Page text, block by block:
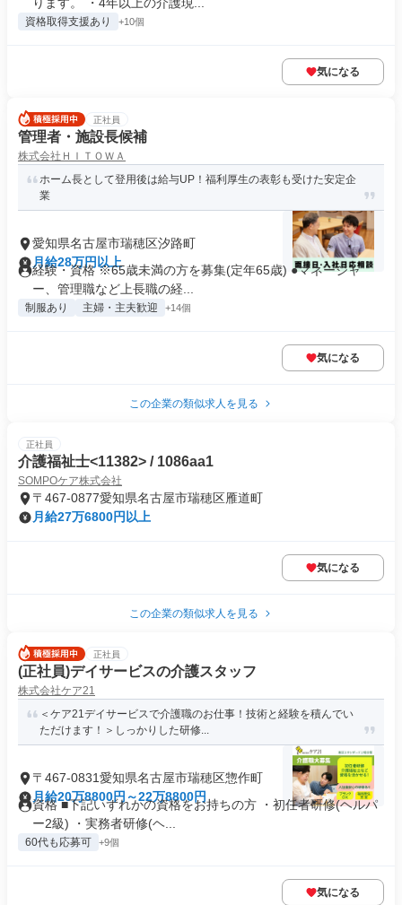
資格取得支援あり +10個
気になる
正社員
管理者・施設長候補
株式会社ＨＩＴＯＷＡ
ホーム長として登用後は給与UP！福利厚生の表彰も受けた安定企
業
愛知県名古屋市瑞穂区汐路町
月給28万円以上
経験・資格 ※65歳未満の方を募集(定年65歳) ●マネージャ
ー、管理職など上長職の経...
制服あり 主婦・主夫歓迎 +14個
気になる
この企業の類似求人を見る
正社員
介護福祉士<11382> / 1086aa1
SOMPOケア株式会社
〒467-0877愛知県名古屋市瑞穂区雁道町
月給27万6800円以上
気になる
この企業の類似求人を見る
正社員
(正社員)デイサービスの介護スタッフ
株式会社ケア21
＜ケア21デイサービスで介護職のお仕事！技術と経験を積んでい
ただけます！＞しっかりした研修...
〒467-0831愛知県名古屋市瑞穂区惣作町
月給20万8800円～22万8800円
資格 ■下記いずれかの資格をお持ちの方 ・初任者研修(ヘルパ
ー2級) ・実務者研修(ヘ...
60代も応募可 +9個
気になる